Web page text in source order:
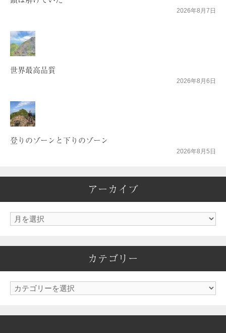
2026年8月7日
世界最高品質
2026年8月6日
登りのゾーンと下りのゾーン
2026年8月5日
アーカイブ
ア
カテゴリー
カ